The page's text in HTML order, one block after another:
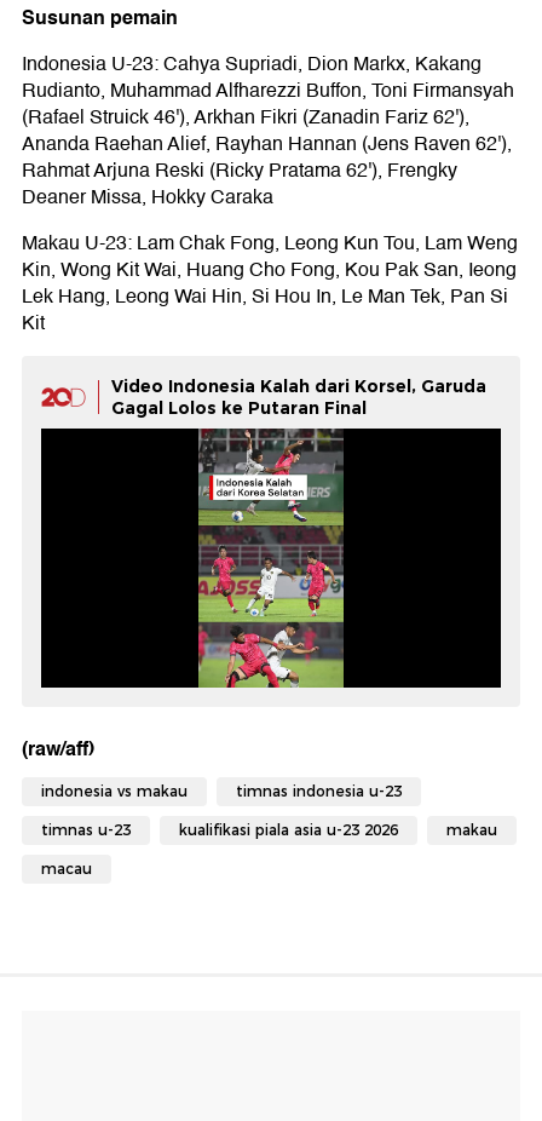
Susunan pemain
Indonesia U-23: Cahya Supriadi, Dion Markx, Kakang
Rudianto, Muhammad Alfharezzi Buffon, Toni Firmansyah
(Rafael Struick 46'), Arkhan Fikri (Zanadin Fariz 62'),
Ananda Raehan Alief, Rayhan Hannan (Jens Raven 62'),
Rahmat Arjuna Reski (Ricky Pratama 62'), Frengky
Deaner Missa, Hokky Caraka
Makau U-23: Lam Chak Fong, Leong Kun Tou, Lam Weng
Kin, Wong Kit Wai, Huang Cho Fong, Kou Pak San, Ieong
Lek Hang, Leong Wai Hin, Si Hou In, Le Man Tek, Pan Si
Kit
Video Indonesia Kalah dari Korsel, Garuda
Gagal Lolos ke Putaran Final
(raw/aff)
indonesia vs makau timnas indonesia u-23
timnas u-23 kualifikasi piala asia u-23 2026 makau
macau